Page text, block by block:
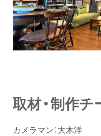
取材・制作チ
カメラマン：大木洋